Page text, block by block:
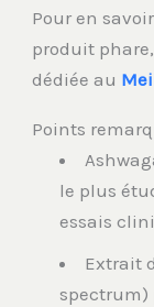
Pour en
produit
dédiée au
Points
le plus
essais
Extrait
spectrum)